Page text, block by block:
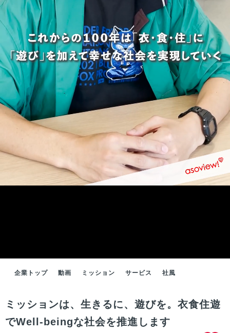
企業トップ 動画 ミッション サービス 社風
ミッションは、生きるに、遊びを。衣食住遊
でWell-beingな社会を推進します